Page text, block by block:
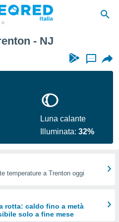
- NJ
...
Luna calante
Illuminata:32%
temperature a Trenton oggi
rotta: caldo fino a metà
solo a fine mese